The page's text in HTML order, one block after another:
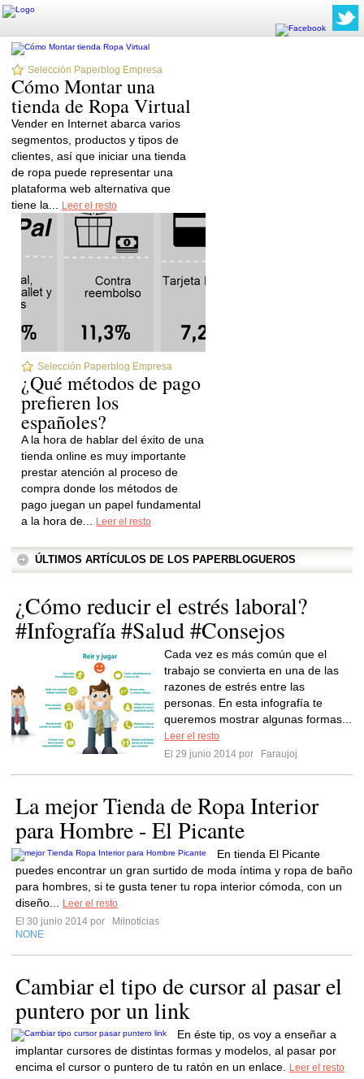
Selección Paperblog Empresa
Cómo Montar una
tienda de Ropa Virtual
Vender en Internet abarca varios
segmentos, productos y tipos de
clientes, así que iniciar una tienda
de ropa puede representar una
plataforma web alternativa que
tiene la...
Leer el resto
Selección Paperblog Empresa
¿Qué métodos de pago
prefieren los
españoles?
A la hora de hablar del éxito de una
tienda online es muy importante
prestar atención al proceso de
compra donde los métodos de
pago juegan un papel fundamental
a la hora de...
Leer el resto
ÚLTIMOS ARTÍCULOS DE LOS PAPERBLOGUEROS
¿Cómo reducir el estrés laboral?
#Infografía #Salud #Consejos
Cada vez es más común que el
trabajo se convierta en una de las
razones de estrés entre las
personas. En esta infografía te
queremos mostrar algunas formas...
Leer el resto
El 29 junio 2014 por
Faraujoj
La mejor Tienda de Ropa Interior
para Hombre - El Picante
En tienda El Picante
puedes encontrar un gran surtido de moda íntima y ropa de baño
para hombres, si te gusta tener tu ropa interior cómoda, con un
diseño...
Leer el resto
El 30 junio 2014 por
Milnoticias
NONE
Cambiar el tipo de cursor al pasar el
puntero por un link
En éste tip, os voy a enseñar a
implantar cursores de distintas formas y modelos, al pasar por
encima el cursor o puntero de tu ratón en un enlace.
Leer el resto